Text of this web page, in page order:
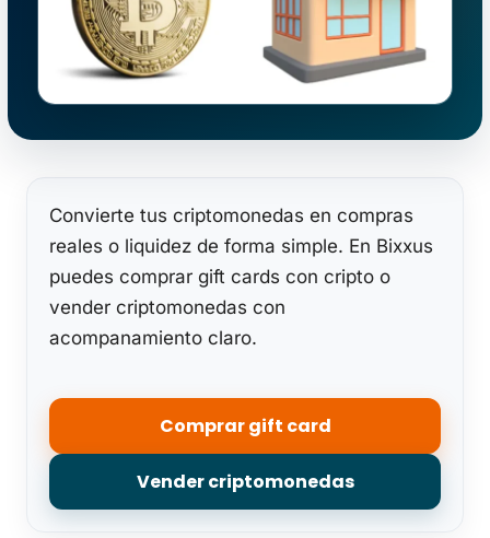
Convierte tus criptomonedas en compras
reales o liquidez de forma simple. En Bixxus
puedes comprar gift cards con cripto o
vender criptomonedas con
acompanamiento claro.
Comprar gift card
Vender criptomonedas